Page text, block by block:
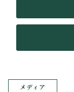
メディア